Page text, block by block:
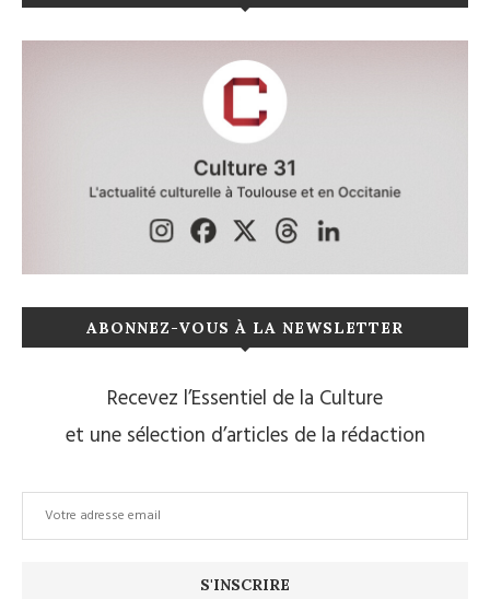
ABONNEZ-VOUS À LA NEWSLETTER
Recevez l’Essentiel de la Culture
et une sélection d’articles de la rédaction